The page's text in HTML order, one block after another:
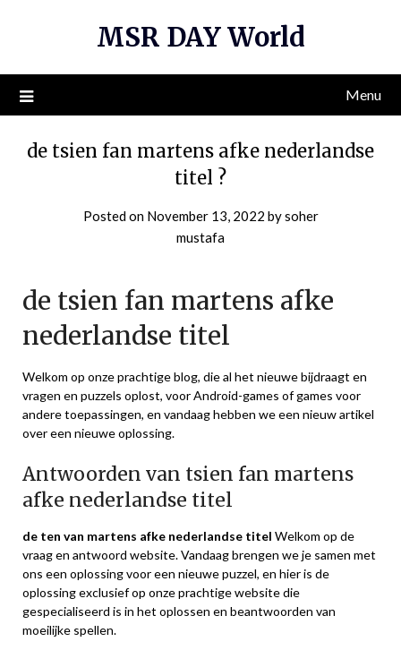
MSR DAY World
Menu
de tsien fan martens afke nederlandse
titel ?
Posted on November 13, 2022 bysoher
mustafa
de tsien fan martens afke
nederlandse titel
Welkom op onze prachtige blog, die al het nieuwe bijdraagt ​​en
vragen en puzzels oplost, voor Android-games of games voor
andere toepassingen, en vandaag hebben we een nieuw artikel
over een nieuwe oplossing.
Antwoorden van tsien fan martens
afke nederlandse titel
de ten van martens afke nederlandse titel Welkom op de
vraag en antwoord website. Vandaag brengen we je samen met
ons een oplossing voor een nieuwe puzzel, en hier is de
oplossing exclusief op onze prachtige website die
gespecialiseerd is in het oplossen en beantwoorden van
moeilijke spellen.